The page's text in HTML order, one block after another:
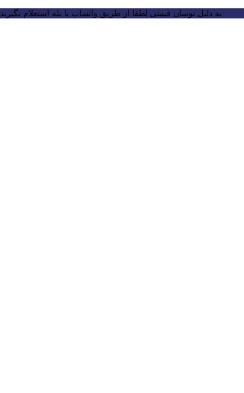
به دلیل نوسان قیمتی لطفا از طریق واتساپ یا بله استعلام بگیرید